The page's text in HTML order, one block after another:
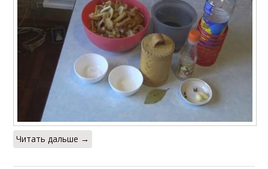
Читать дальше →